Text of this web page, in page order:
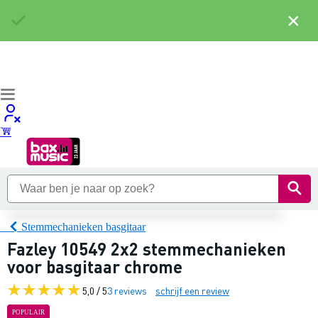
Stemmechanieken basgitaar
Fazley 10549 2x2 stemmechanieken
voor basgitaar chrome
5,0 / 53 reviews schrijf een review
POPULAIR
×